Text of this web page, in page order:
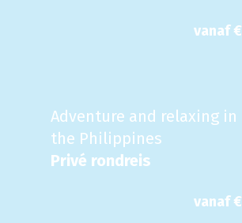
vanaf €
Adventure and relaxing in
the Philippines
Privé rondreis
vanaf €